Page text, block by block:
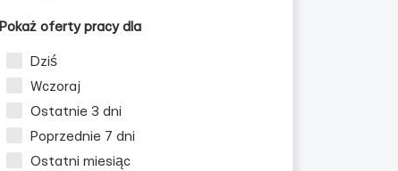
Pokaż oferty pracy dla
Dziś
Wczoraj
Ostatnie 3 dni
Poprzednie 7 dni
Ostatni miesiąc